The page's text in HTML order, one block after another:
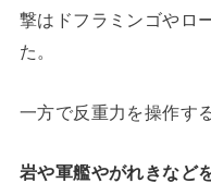
撃はドフラミンゴやロ
た。
一方で反重力を操作す
岩や軍艦やがれきなど